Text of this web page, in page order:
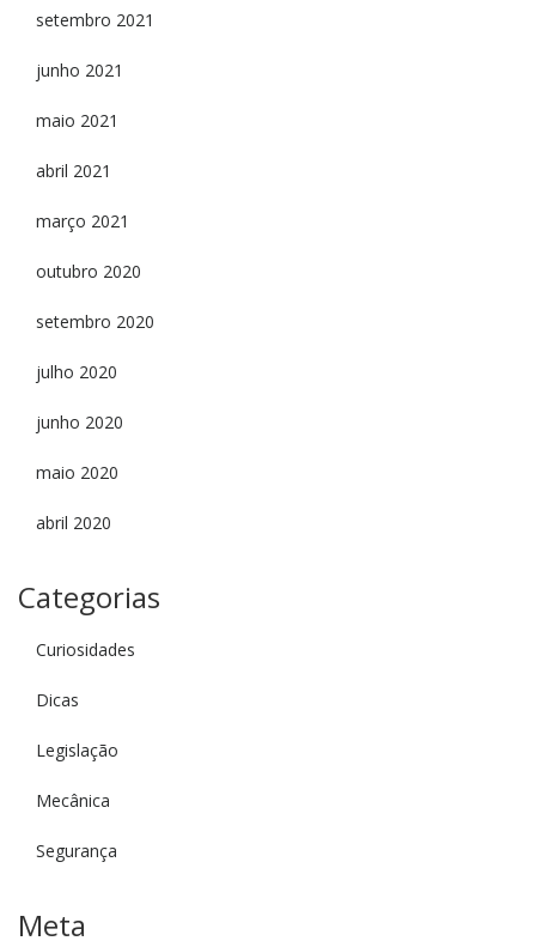
setembro 2021
junho 2021
maio 2021
abril 2021
março 2021
outubro 2020
setembro 2020
julho 2020
junho 2020
maio 2020
abril 2020
Categorias
Curiosidades
Dicas
Legislação
Mecânica
Segurança
Meta